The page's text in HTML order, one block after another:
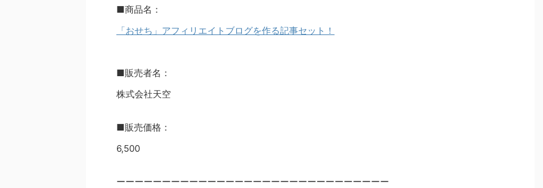
■商品名：
「おせち」アフィリエイトブログを作る記事セット！
■販売者名：
株式会社天空
■販売価格：
6,500
ーーーーーーーーーーーーーーーーーーーーーーーーーーーーーー